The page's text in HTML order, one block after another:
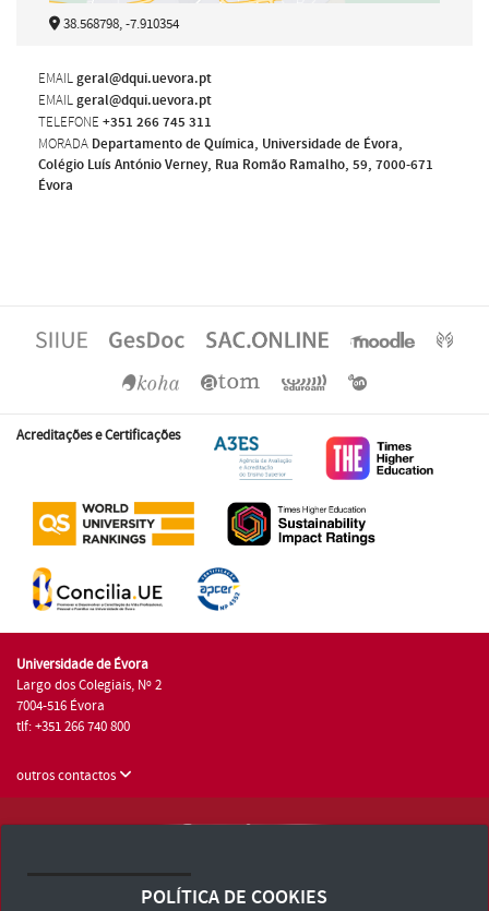
38.568798, -7.910354
EMAILgeral@dqui.uevora.pt
EMAILgeral@dqui.uevora.pt
TELEFONE +351 266 745 311
MORADA Departamento de Química, Universidade de Évora,
Colégio Luís António Verney, Rua Romão Ramalho, 59, 7000-671
Évora
Acreditações e Certificações
Universidade de Évora
Largo dos Colegiais, Nº 2
7004-516 Évora
tlf: +351 266 740 800
outros contactos
Consulte os Termos e Condições e Política de Privacidade
POLÍTICA DE COOKIES